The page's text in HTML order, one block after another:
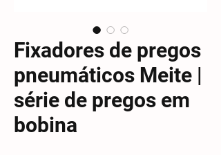
Fixadores de pregos
pneumáticos Meite |
série de pregos em
bobina